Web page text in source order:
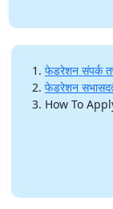
फेडरेशन संपर्क
फेडरेशन
How To Apply